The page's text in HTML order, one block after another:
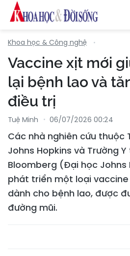
Khoa học & Công nghệ
Vaccine xịt mới
lại bệnh lao và
điều trị
Tuệ Minh 06/07/2026 00:24
Các nhà nghiên cứu thuộc
Johns Hopkins và Trường
Bloomberg (Đại học Johns
phát triển một loại vaccine
dành cho bệnh lao, được
đường mũi.